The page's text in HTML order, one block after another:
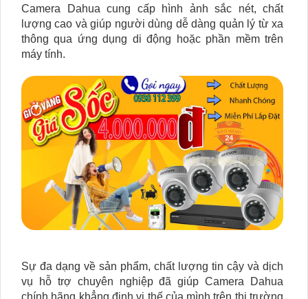
Camera Dahua cung cấp hình ảnh sắc nét, chất
lượng cao và giúp người dùng dễ dàng quản lý từ xa
thông qua ứng dụng di động hoặc phần mềm trên
máy tính.
Sự đa dạng về sản phẩm, chất lượng tin cậy và dịch
vụ hỗ trợ chuyên nghiệp đã giúp Camera Dahua
chính hãng khẳng định vị thế của mình trên thị trường